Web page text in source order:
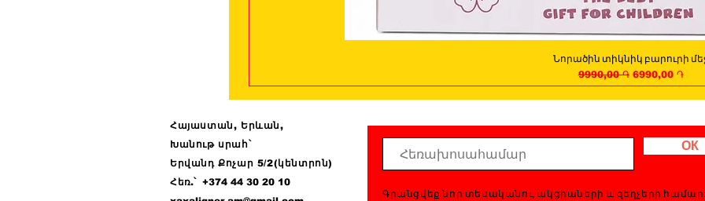
Quick View
Նորածին տիկնիկ բարուրի
Regular Price
9990,00 ֏ Sale Price
6990,00 ֏
Հայաստան, Երևան,
Խանութ սրահ՝
Երվանդ Քոչար 5/2(կենտրոն)
Հեռ.՝ +374 4430 20 10
ОК
Գրանցվեք նոր տեսականու, ակցիաների և զեղչերի